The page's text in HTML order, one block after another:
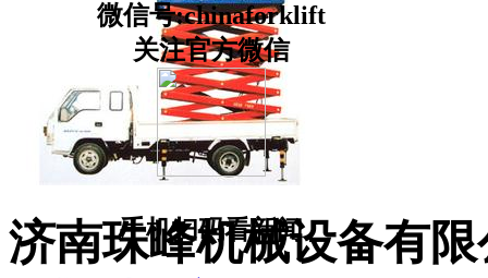
微信号:chinaforklift
关注官方微信
手机扫码看新闻
济南珠峰机械设备有